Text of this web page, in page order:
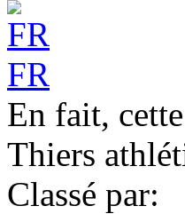
FR
En fait,
Thiers
Classé par: